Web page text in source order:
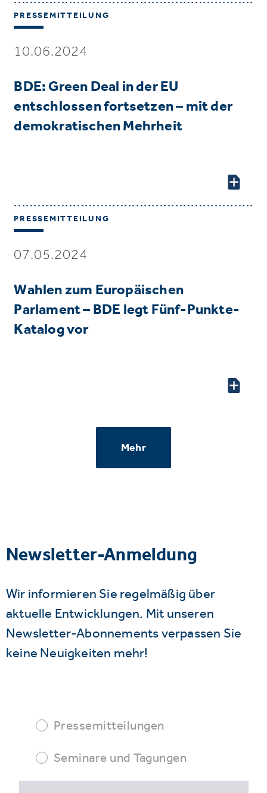
PRESSEMITTEILUNG
10.06.2024
BDE: Green Deal in der EU
entschlossen fortsetzen – mit der
demokratischen Mehrheit
PRESSEMITTEILUNG
07.05.2024
Wahlen zum Europäischen
Parlament – BDE legt Fünf-Punkte-
Katalog vor
Mehr
Newsletter-Anmeldung
Wir informieren Sie regelmäßig über
aktuelle Entwicklungen. Mit unseren
Newsletter-Abonnements verpassen Sie
keine Neuigkeiten mehr!
Pressemitteilungen
Seminare und Tagungen